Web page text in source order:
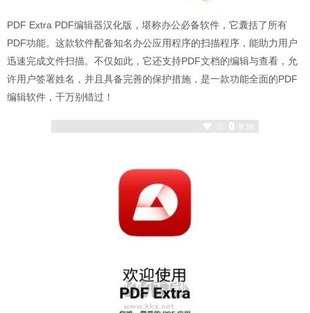
PDF Extra PDF编辑器汉化版，堪称办公必备软件，它囊括了所有
PDF功能。这款软件配备知名办公应用程序的扫描程序，能助力用户
迅速完成文件扫描。不仅如此，它还支持PDF文档的编辑与查看，允
许用户签署姓名，并且具备完善的保护措施，是一款功能全面的PDF
编辑软件，千万别错过！